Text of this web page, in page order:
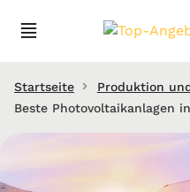
Startseite Produktion
Beste Photovoltaikanlagen